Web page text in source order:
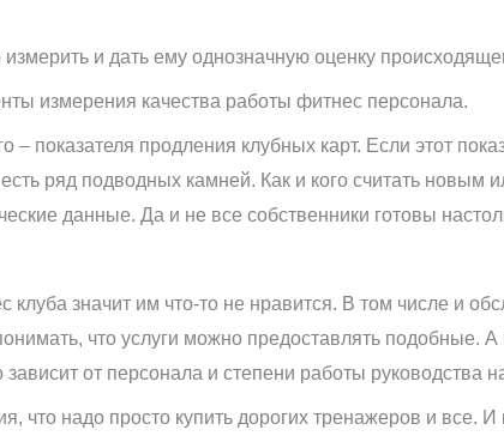
и дать ему однозначную оценку
измерения качества работы фитнес персонала.
– показателя продления клубных карт. Если этот
ряд подводных камней. Как и кого считать
данные. Да и не все собственники готовы
клуба значит им что-то не нравится. В том числе и
что услуги можно предоставлять подобные.
от персонала и степени работы руководства
что надо просто купить дорогих тренажеров и все.